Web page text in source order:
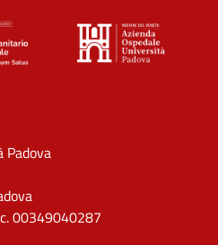
Padova
00349040287